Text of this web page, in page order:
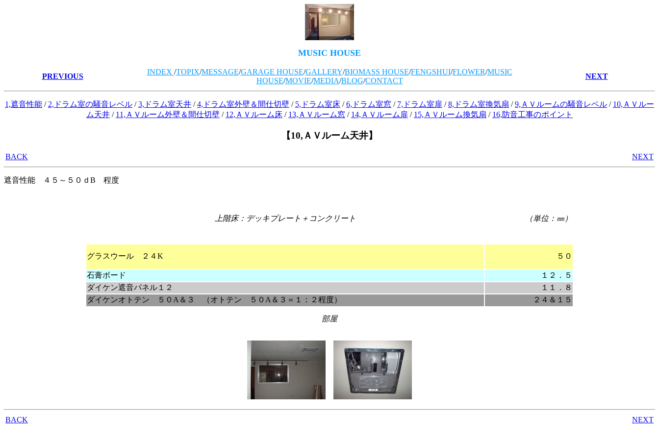
MUSIC HOUSE
PREVIOUS
INDEX /TOPIX/MESSAGE/GARAGE HOUSE/GALLERY/BIOMASS HOUSE/FENGSHUI/FLOWER/MUSIC
HOUSE/MOVIE/MEDIA/BLOG/CONTACT
NEXT
1,遮音性能 / 2,ドラム室の騒音レベル /3,ドラム室天井 /4,ドラム室外壁＆間仕切壁 / 5,ドラム室床 /6,ドラム室窓 / 7,ドラム室扉 /8,ドラム室換気扇 /9,ＡＶルームの騒音レベル / 10,ＡＶルー
ム天井 / 11,ＡＶルーム外壁＆間仕切壁 / 12,ＡＶルーム床 / 13,ＡＶルーム窓 / 14,ＡＶルーム扉 / 15,ＡＶルーム換気扇 / 16,防音工事のポイント
【10,ＡＶルーム天井】
BACK NEXT
遮音性能 ４５～５０ｄB 程度
上階床：デッキプレート＋コンクリート （単位：㎜）
グラスウール ２４K ５０
石膏ボード
１２．５
ダイケン遮音パネル１２
１１．８
ダイケンオトテン ５０A＆３ （オトテン ５０A＆３＝１：２程度）
２４＆１５
部屋
BACK NEXT